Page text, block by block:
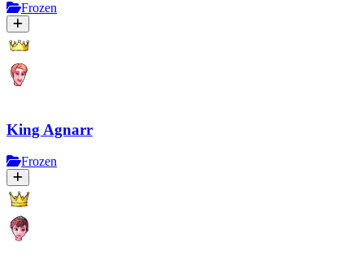
Frozen
King Agnarr
Frozen